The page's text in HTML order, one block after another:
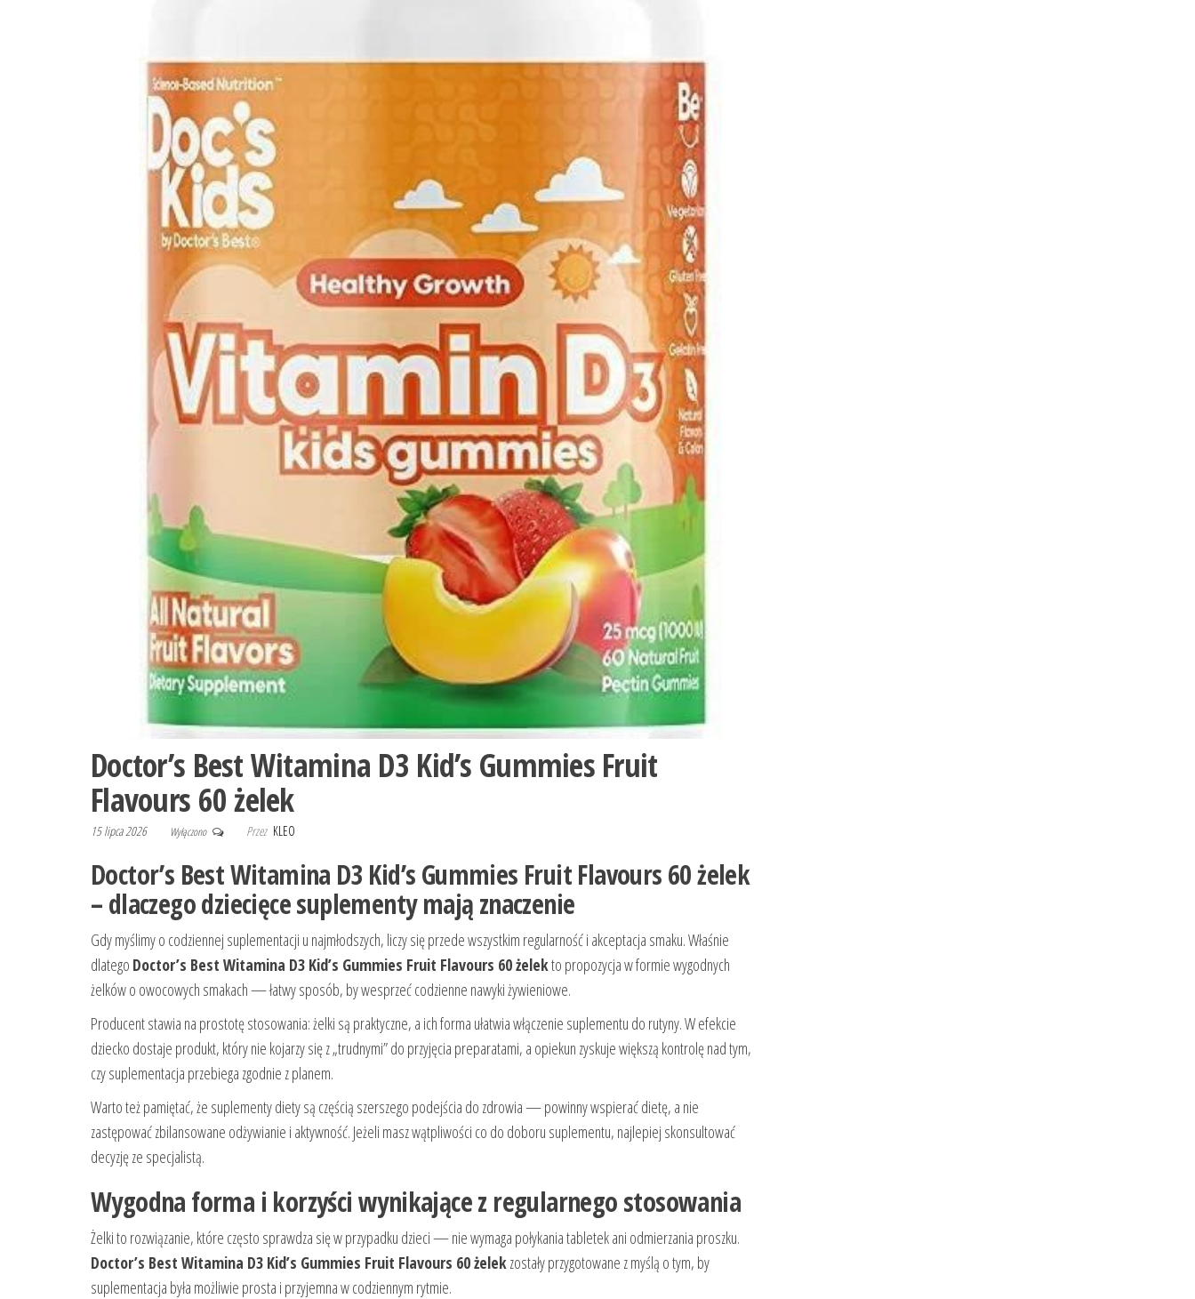
Doctor’s Best Witamina D3 Kid’s Gummies Fruit
Flavours 60 żelek
15 lipca 2026 Wyłączono Przez KLEO
Doctor’s Best Witamina D3 Kid’s Gummies Fruit Flavours 60 żelek
– dlaczego dziecięce suplementy mają znaczenie
Gdy myślimy o codziennej suplementacji u najmłodszych, liczy się przede wszystkim regularność i akceptacja smaku. Właśnie
dlatego Doctor’s Best Witamina D3 Kid’s Gummies Fruit Flavours 60 żelekto propozycja w formie wygodnych
żelków o owocowych smakach — łatwy sposób, by wesprzeć codzienne nawyki żywieniowe.
Producent stawia na prostotę stosowania: żelki są praktyczne, a ich forma ułatwia włączenie suplementu do rutyny. W efekcie
dziecko dostaje produkt, który nie kojarzy się z „trudnymi” do przyjęcia preparatami, a opiekun zyskuje większą kontrolę nad tym,
czy suplementacja przebiega zgodnie z planem.
Warto też pamiętać, że suplementy diety są częścią szerszego podejścia do zdrowia — powinny wspierać dietę, a nie
zastępować zbilansowane odżywianie i aktywność. Jeżeli masz wątpliwości co do doboru suplementu, najlepiej skonsultować
decyzję ze specjalistą.
Wygodna forma i korzyści wynikające z regularnego stosowania
Żelki to rozwiązanie, które często sprawdza się w przypadku dzieci — nie wymaga połykania tabletek ani odmierzania proszku.
Doctor’s Best Witamina D3 Kid’s Gummies Fruit Flavours 60 żelek zostały przygotowane z myślą o tym, by
suplementacja była możliwie prosta i przyjemna w codziennym rytmie.